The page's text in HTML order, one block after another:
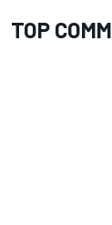
TOP